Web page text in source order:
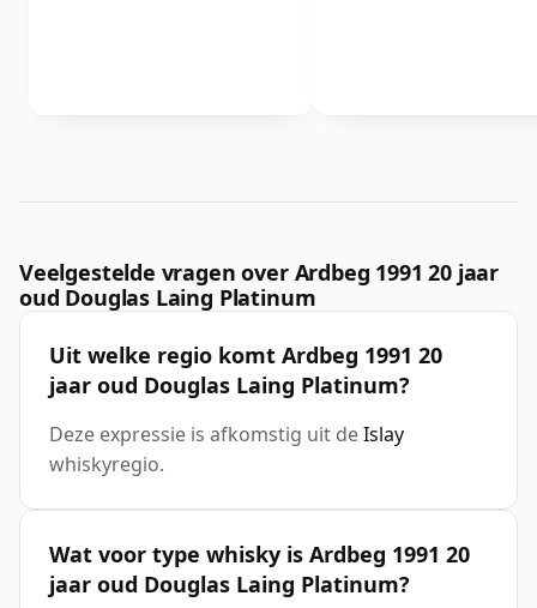
Veelgestelde vragen over Ardbeg 1991 20 jaar
oud Douglas Laing Platinum
Uit welke regio komt Ardbeg 1991 20
jaar oud Douglas Laing Platinum?
Deze expressie is afkomstig uit deIslay
whiskyregio.
Wat voor type whisky is Ardbeg 1991 20
jaar oud Douglas Laing Platinum?